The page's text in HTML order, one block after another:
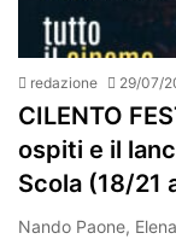
redazione 29/07/
CILENTO
ospiti e il
Scola (18/21
Nando Paone,